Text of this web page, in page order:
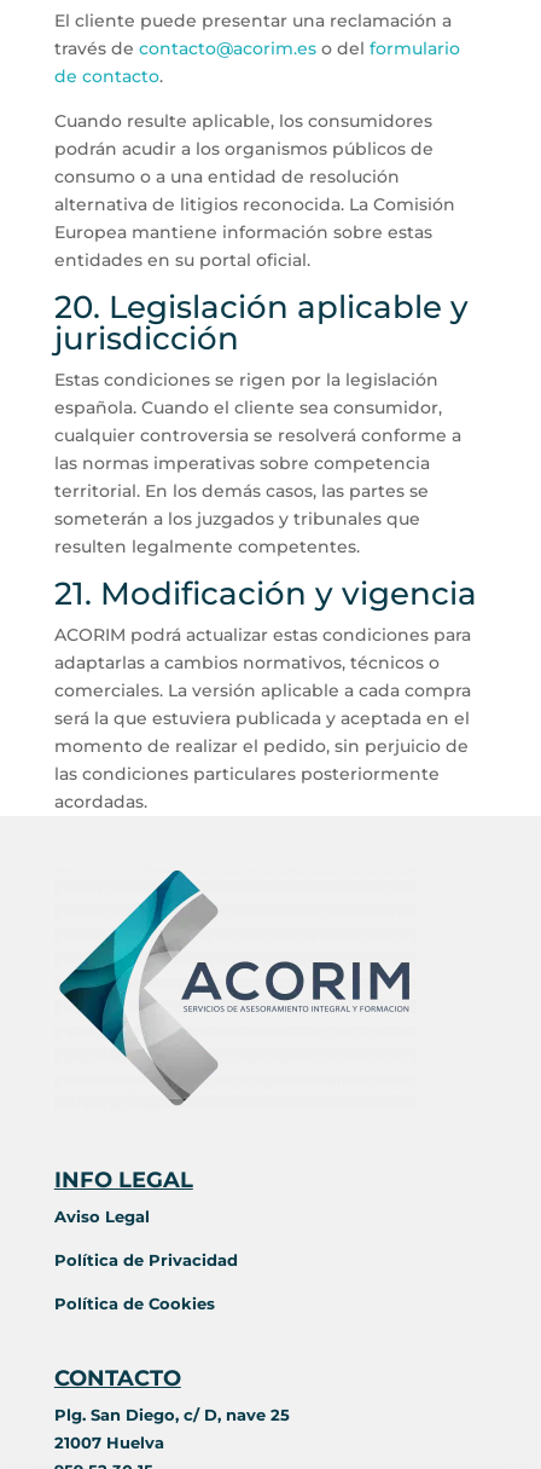
El cliente puede presentar una reclamación a
través de contacto@acorim.eso del formulario
de contacto.
Cuando resulte aplicable, los consumidores
podrán acudir a los organismos públicos de
consumo o a una entidad de resolución
alternativa de litigios reconocida. La Comisión
Europea mantiene información sobre estas
entidades en su portal oficial.
20. Legislación aplicable y
jurisdicción
Estas condiciones se rigen por la legislación
española. Cuando el cliente sea consumidor,
cualquier controversia se resolverá conforme a
las normas imperativas sobre competencia
territorial. En los demás casos, las partes se
someterán a los juzgados y tribunales que
resulten legalmente competentes.
21. Modificación y vigencia
ACORIM podrá actualizar estas condiciones para
adaptarlas a cambios normativos, técnicos o
comerciales. La versión aplicable a cada compra
será la que estuviera publicada y aceptada en el
momento de realizar el pedido, sin perjuicio de
las condiciones particulares posteriormente
acordadas.
INFO LEGAL
Aviso Legal
Política de Privacidad
Política de Cookies
CONTACTO
Plg. San Diego, c/ D, nave 25
21007 Huelva